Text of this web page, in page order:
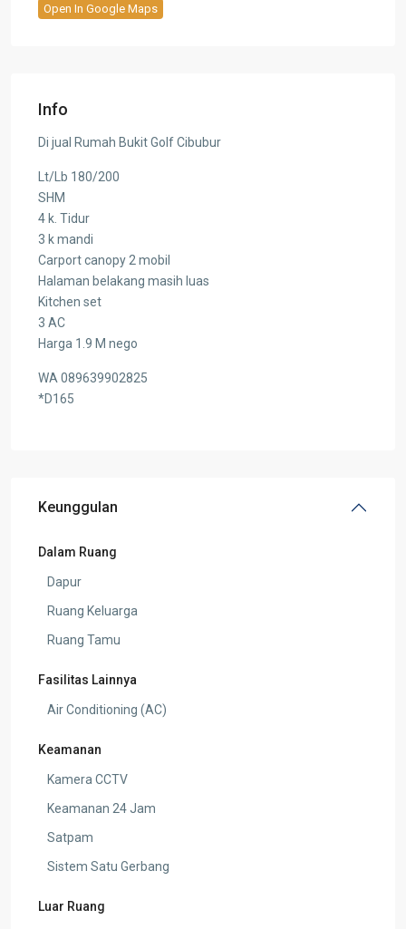
Open In Google Maps
Info
Di jual Rumah Bukit Golf Cibubur
Lt/Lb 180/200
SHM
4 k. Tidur
3 k mandi
Carport canopy 2 mobil
Halaman belakang masih luas
Kitchen set
3 AC
Harga 1.9 M nego
WA 089639902825
*D165
Keunggulan
Dalam Ruang
Dapur
Ruang Keluarga
Ruang Tamu
Fasilitas Lainnya
Air Conditioning (AC)
Keamanan
Kamera CCTV
Keamanan 24 Jam
Satpam
Sistem Satu Gerbang
Luar Ruang